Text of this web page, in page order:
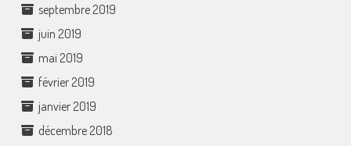
septembre 2019
juin 2019
mai 2019
février 2019
janvier 2019
décembre 2018